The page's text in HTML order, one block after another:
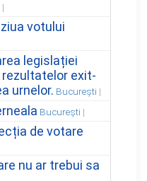
votului
legislației
exit-
urnelor. București
București
de votare
nu ar trebui sa